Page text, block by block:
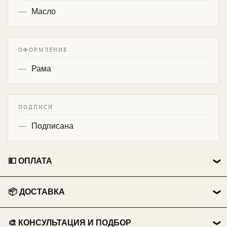
Масло
ОФОРМЛЕНИЕ
Рама
ПОДПИСИ
Подписана
💵 ОПЛАТА
💳 Перевод на карту Сбербанка.
📱 Оплата по QR-коду .
📦 ДОСТАВКА
🎨 КОНСУЛЬТАЦИЯ И ПОДБОР